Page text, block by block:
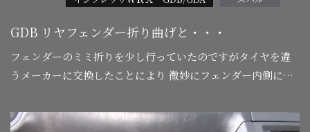
GDB リヤフェンダー折り曲げと・・・
フェンダーのミミ折りを少し行っていたのですがタイヤを違
うメーカーに交換したことにより 微妙にフェンダー内側に干
ャリパーが邪魔なので外…